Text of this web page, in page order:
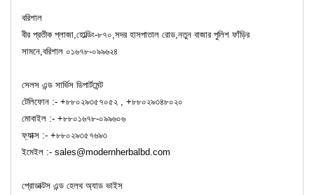
বরিশাল
বীর প্রতীক প্লাজা,হোল্ডিং-৮৭০,সদর হাসপাতাল রোড,নতুন বাজার পুলিশ ফাঁড়ির
সামনে,বরিশাল ০১৬৭৮-০৯৯৬২৪
সেলস এন্ড সার্ভিস ডিপার্টমেন্ট
টেলিফোন :- +৮৮০২৯৩৫৭০৫২ , +৮৮০২৯৩৪৮০২০
মোবাইল :- +৮৮০১৬৭৮-০৯৯৬০৬
ফ্যাক্স :- +৮৮০২৯৩৫৭৬৯৩
ইমেইল :- sales@modernherbalbd.com
প্রোডাক্টস এন্ড হেলথ অ্যাড ভাইস